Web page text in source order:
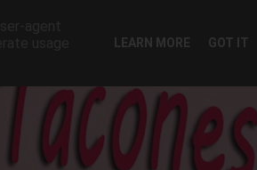
LEARN MORE GOT IT